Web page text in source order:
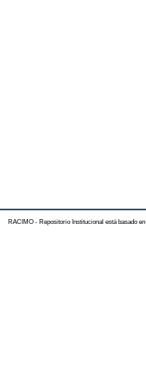
RACIMO - Repositorio Institucional está basado en